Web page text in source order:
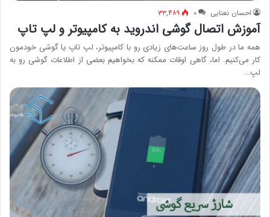
احسان نعنایی ۰ ۳۳,۴۸۹
آموزش اتصال گوشی اندروید به کامپیوتر و لپ تاپ
همه ما در طول روز ساعت‌های زیادی رو با کامپیوتر، لپ تاپ یا گوشی خودمون
کار می‌کنیم. اما، گاهی اوقات ممکنه که بخواهیم بعضی از اطلاعات گوشی رو به
لپ…